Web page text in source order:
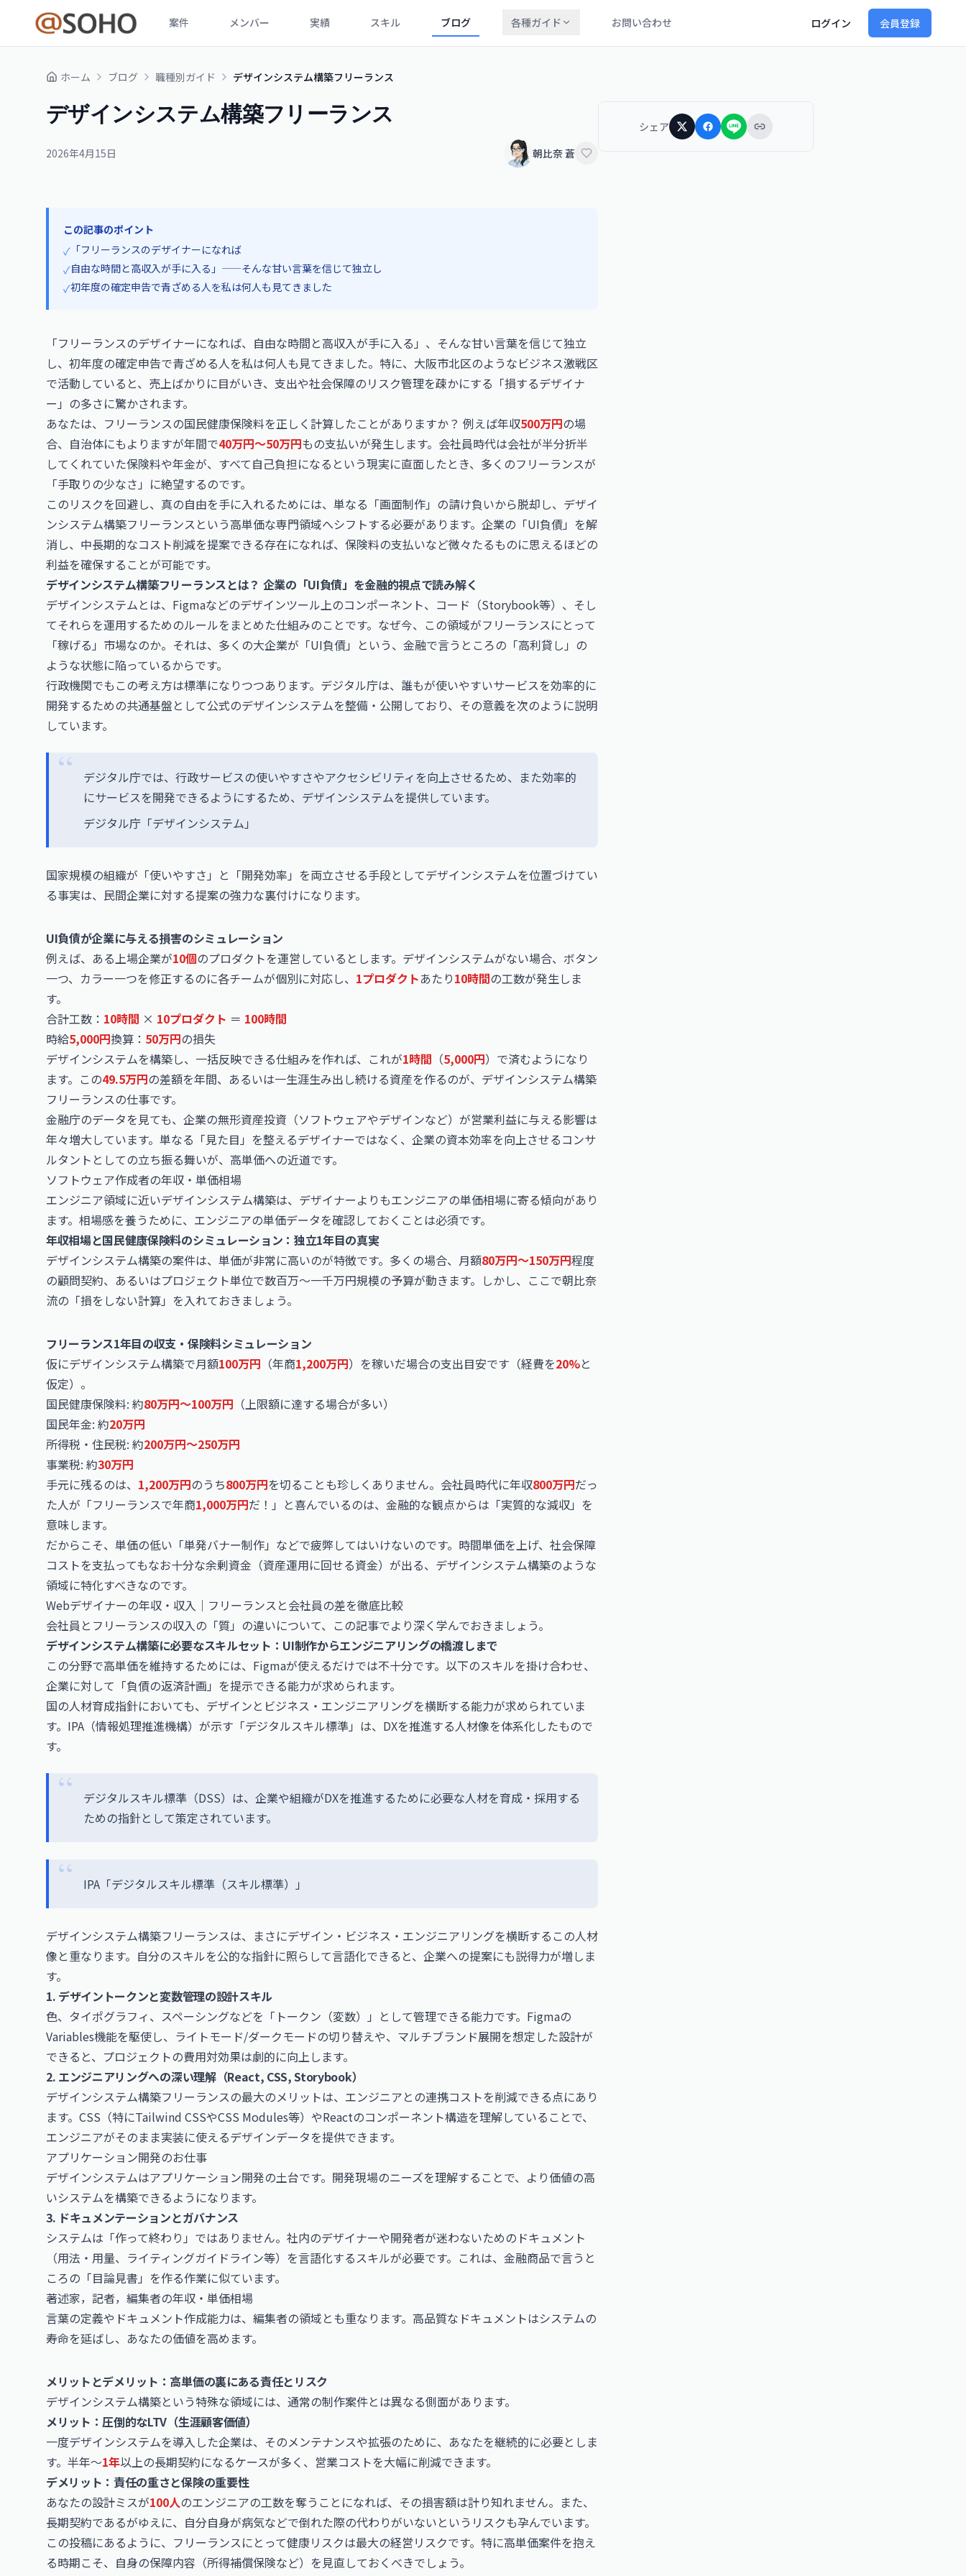
案件 メンバー 実績 スキル ブログ 各種ガイド お問い合わせ ログイン 会員登録
ホーム ブログ 職種別ガイド デザインシステム構築フリーランス
デザインシステム構築フリーランス
2026年4月15日 朝比奈 蒼
この記事のポイント
✓ 「フリーランスのデザイナーになれば
✓自由な時間と高収入が手に入る」——そんな甘い言葉を信じて独立し
✓初年度の確定申告で青ざめる人を私は何人も見てきました
「フリーランスのデザイナーになれば、自由な時間と高収入が手に入る」、そんな甘い言葉を信じて独立
し、初年度の確定申告で青ざめる人を私は何人も見てきました。特に、大阪市北区のようなビジネス激戦区
で活動していると、売上ばかりに目がいき、支出や社会保障のリスク管理を疎かにする「損するデザイナ
ー」の多さに驚かされます。
あなたは、フリーランスの国民健康保険料を正しく計算したことがありますか？ 例えば年収500万円の場
合、自治体にもよりますが年間で40万円〜50万円もの支払いが発生します。会社員時代は会社が半分折半
してくれていた保険料や年金が、すべて自己負担になるという現実に直面したとき、多くのフリーランスが
「手取りの少なさ」に絶望するのです。
このリスクを回避し、真の自由を手に入れるためには、単なる「画面制作」の請け負いから脱却し、デザイ
ンシステム構築フリーランスという高単価な専門領域へシフトする必要があります。企業の「UI負債」を解
消し、中長期的なコスト削減を提案できる存在になれば、保険料の支払いなど微々たるものに思えるほどの
利益を確保することが可能です。
デザインシステム構築フリーランスとは？ 企業の「UI負債」を金融的視点で読み解く
デザインシステムとは、 Figmaなどのデザインツール上のコンポーネント、コード（Storybook等）、そし
てそれらを運用するためのルールをまとめた仕組みのことです。なぜ今、この領域がフリーランスにとって
「稼げる」市場なのか。それは、多くの大企業が「UI負債」という、金融で言うところの「高利貸し」の
ような状態に陥っているからです。
行政機関でもこの考え方は標準になりつつあります。デジタル庁は、誰もが使いやすいサービスを効率的に
開発するための共通基盤として公式のデザインシステムを整備・公開しており、その意義を次のように説明
しています。
デジタル庁では、行政サービスの使いやすさやアクセシビリティを向上させるため、また効率的
にサービスを開発できるようにするため、デザインシステムを提供しています。
デジタル庁「デザインシステム」
国家規模の組織が「使いやすさ」と「開発効率」を両立させる手段としてデザインシステムを位置づけてい
る事実は、民間企業に対する提案の強力な裏付けになります。
UI負債が企業に与える損害のシミュレーション
例えば、ある上場企業が10個のプロダクトを運営しているとします。デザインシステムがない場合、ボタン
一つ、カラー一つを修正するのに各チームが個別に対応し、 1プロダクトあたり10時間の工数が発生しま
す。
合計工数： 10時間 × 10プロダクト ＝ 100時間
時給5,000円換算： 50万円の損失
デザインシステムを構築し、一括反映できる仕組みを作れば、これが1時間 （5,000円）で済むようになり
ます。この49.5万円の差額を年間、あるいは一生涯生み出し続ける資産を作るのが、デザインシステム構築
フリーランスの仕事です。
金融庁のデータを見ても、企業の無形資産投資（ソフトウェアやデザインなど）が営業利益に与える影響は
年々増大しています。単なる「見た目」を整えるデザイナーではなく、企業の資本効率を向上させるコンサ
ルタントとしての立ち振る舞いが、高単価への近道です。
ソフトウェア作成者の年収・単価相場
エンジニア領域に近いデザインシステム構築は、デザイナーよりもエンジニアの単価相場に寄る傾向があり
ます。相場感を養うために、エンジニアの単価データを確認しておくことは必須です。
年収相場と国民健康保険料のシミュレーション：独立1年目の真実
デザインシステム構築の案件は、単価が非常に高いのが特徴です。多くの場合、月額80万円〜150万円程度
の顧問契約、あるいはプロジェクト単位で数百万〜一千万円規模の予算が動きます。しかし、ここで朝比奈
流の「損をしない計算」を入れておきましょう。
フリーランス1年目の収支・保険料シミュレーション
仮にデザインシステム構築で月額100万円 （年商1,200万円）を稼いだ場合の支出目安です（経費を20%と
仮定）。
国民健康保険料: 約80万円〜100万円 （上限額に達する場合が多い）
国民年金: 約20万円
所得税・住民税: 約200万円〜250万円
事業税: 約30万円
手元に残るのは、 1,200万円のうち800万円を切ることも珍しくありません。会社員時代に年収800万円だっ
た人が「フリーランスで年商1,000万円だ！」と喜んでいるのは、金融的な観点からは「実質的な減収」を
意味します。
だからこそ、単価の低い「単発バナー制作」などで疲弊してはいけないのです。時間単価を上げ、社会保障
コストを支払ってもなお十分な余剰資金（資産運用に回せる資金）が出る、デザインシステム構築のような
領域に特化すべきなのです。
Webデザイナーの年収・収入｜フリーランスと会社員の差を徹底比較
会社員とフリーランスの収入の「質」の違いについて、この記事でより深く学んでおきましょう。
デザインシステム構築に必要なスキルセット：UI制作からエンジニアリングの橋渡しまで
この分野で高単価を維持するためには、Figmaが使えるだけでは不十分です。以下のスキルを掛け合わせ、
企業に対して「負債の返済計画」を提示できる能力が求められます。
国の人材育成指針においても、デザインとビジネス・エンジニアリングを横断する能力が求められていま
す。IPA（情報処理推進機構）が示す「デジタルスキル標準」は、DXを推進する人材像を体系化したもので
す。
デジタルスキル標準（DSS）は、企業や組織がDXを推進するために必要な人材を育成・採用する
ための指針として策定されています。
IPA「デジタルスキル標準（スキル標準）」
デザインシステム構築フリーランスは、まさにデザイン・ビジネス・エンジニアリングを横断するこの人材
像と重なります。自分のスキルを公的な指針に照らして言語化できると、企業への提案にも説得力が増しま
す。
1. デザイントークンと変数管理の設計スキル
色、タイポグラフィ、スペーシングなどを「トークン（変数）」として管理できる能力です。Figmaの
Variables機能を駆使し、ライトモード/ダークモードの切り替えや、マルチブランド展開を想定した設計が
できると、プロジェクトの費用対効果は劇的に向上します。
2. エンジニアリングへの深い理解（React, CSS, Storybook）
デザインシステム構築フリーランスの最大のメリットは、エンジニアとの連携コストを削減できる点にあり
ます。CSS（特にTailwind CSSやCSS Modules等）やReactのコンポーネント構造を理解していることで、
エンジニアがそのまま実装に使えるデザインデータを提供できます。
アプリケーション開発のお仕事
デザインシステムはアプリケーション開発の土台です。開発現場のニーズを理解することで、より価値の高
いシステムを構築できるようになります。
3. ドキュメンテーションとガバナンス
システムは「作って終わり」ではありません。社内のデザイナーや開発者が迷わないためのドキュメント
（用法・用量、ライティングガイドライン等）を言語化するスキルが必要です。これは、金融商品で言うと
ころの「目論見書」を作る作業に似ています。
著述家，記者，編集者の年収・単価相場
言葉の定義やドキュメント作成能力は、編集者の領域とも重なります。高品質なドキュメントはシステムの
寿命を延ばし、あなたの価値を高めます。
メリットとデメリット：高単価の裏にある責任とリスク
デザインシステム構築という特殊な領域には、通常の制作案件とは異なる側面があります。
メリット：圧倒的なLTV（生涯顧客価値）
一度デザインシステムを導入した企業は、そのメンテナンスや拡張のために、あなたを継続的に必要としま
す。半年〜1年以上の長期契約になるケースが多く、営業コストを大幅に削減できます。
デメリット：責任の重さと保険の重要性
あなたの設計ミスが100人のエンジニアの工数を奪うことになれば、その損害額は計り知れません。また、
長期契約であるがゆえに、自分自身が病気などで倒れた際の代わりがいないというリスクも孕んでいます。
この投稿にあるように、フリーランスにとって健康リスクは最大の経営リスクです。特に高単価案件を抱え
る時期こそ、自身の保障内容（所得補償保険など）を見直しておくべきでしょう。
シェア